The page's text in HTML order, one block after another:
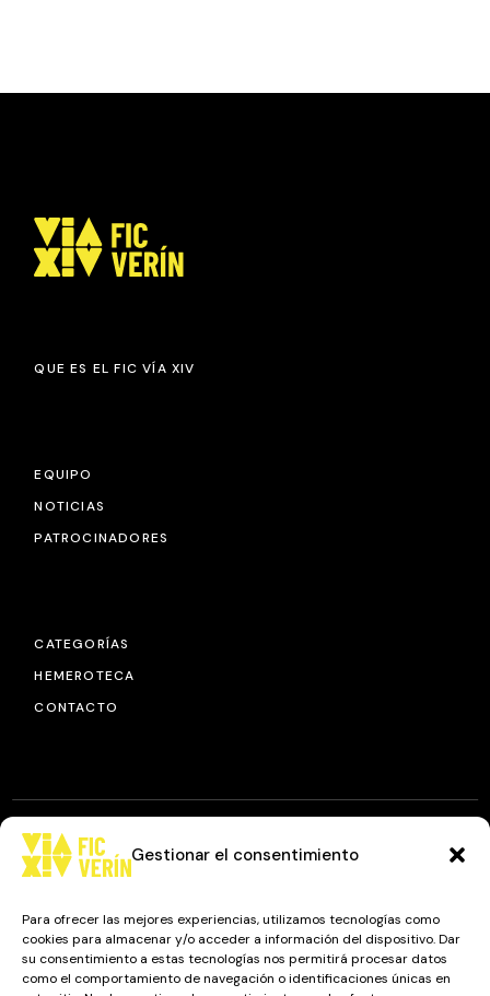
Gestionar el consentimiento
Para ofrecer las mejores experiencias, utilizamos tecnologías como
cookies para almacenar y/o acceder a información del dispositivo. Dar
su consentimiento a estas tecnologías nos permitirá procesar datos
como el comportamiento de navegación o identificaciones únicas en
QUE ES EL FIC VÍA XIV
EQUIPO
NOTICIAS
PATROCINADORES
CATEGORÍAS
HEMEROTECA
CONTACTO